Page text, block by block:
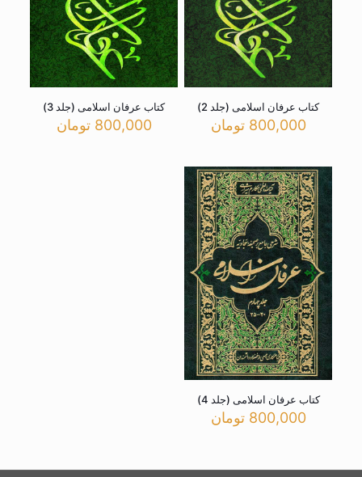
کتاب عرفان اسلامی (جلد 2)
800,000 تومان
کتاب عرفان اسلامی (جلد 3)
800,000 تومان
کتاب عرفان اسلامی (جلد 4)
800,000 تومان